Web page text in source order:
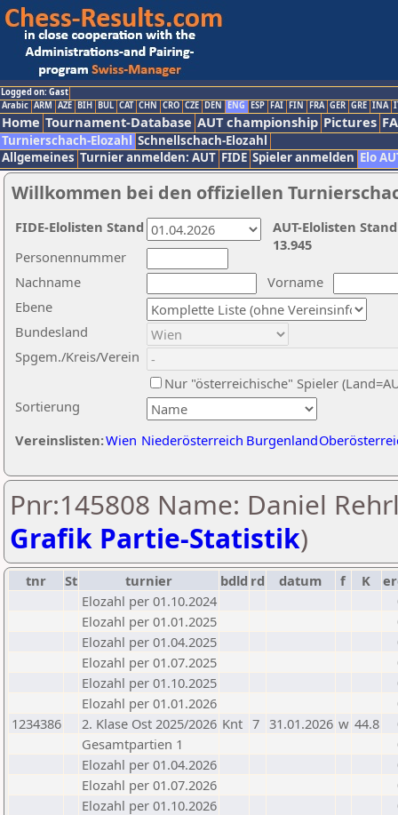
Logged on: Gast
Arabic ARM AZE BIH BUL CAT CHN CRO CZE DEN ENG ESP FAI FIN FRA GER GRE INA
Home Tournament-Database AUT championship Pictures
Turnierschach-Elozahl Schnellschach-Elozahl
Allgemeines Turnier anmelden: AUT FIDE Spieler anmelden Elo
Willkommen bei den offiziellen
Nachname
Vorname
Ebene
Sortierung
Personennummer
Bundesland
Spgem./Kreis/Verein
Nur "österreichische" Spieler
Vereinslisten:Wien Niederösterreich Burgenland
AUT-Elolisten
13.945
FIDE-Elolisten Stand
Pnr:145808 Name: Daniel
Grafik Partie-Statistik)
tnr St turnier bdld rd datum f K
Elozahl per 01.10.2024
Elozahl per 01.01.2025
Elozahl per 01.04.2025
Elozahl per 01.07.2025
Elozahl per 01.10.2025
Elozahl per 01.01.2026
1234386
2. Klase Ost 2025/2026 Knt 7 31.01.2026 w 44.8
Gesamtpartien 1
Elozahl per 01.04.2026
Elozahl per 01.07.2026
Elozahl per 01.10.2026